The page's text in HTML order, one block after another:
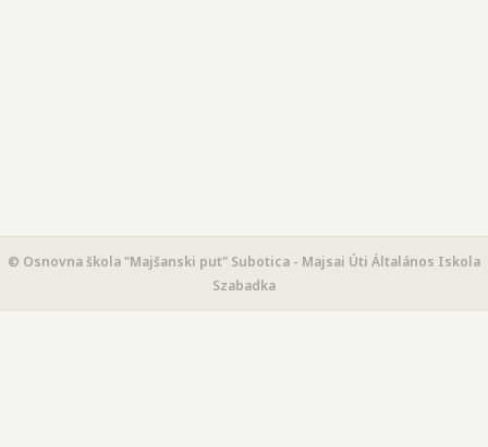
© Osnovna škola "Majšanski put" Subotica - Majsai Úti Általános Iskola
Szabadka